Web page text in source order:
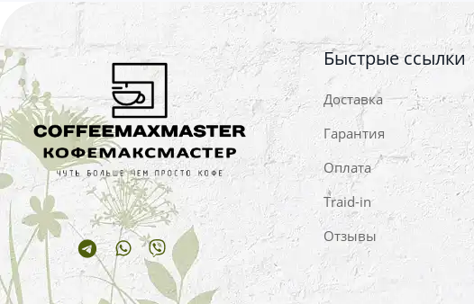
TelegramWhatsapp
Viber
Быстрые ссылки
Доставка
Гарантия
Оплата
Traid-in
Отзывы